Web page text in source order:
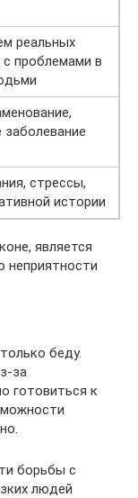
реальных
с проблемами в
стрессы,
истории
является
неприятности
беду.
за
готовиться к
борьбы с
людей